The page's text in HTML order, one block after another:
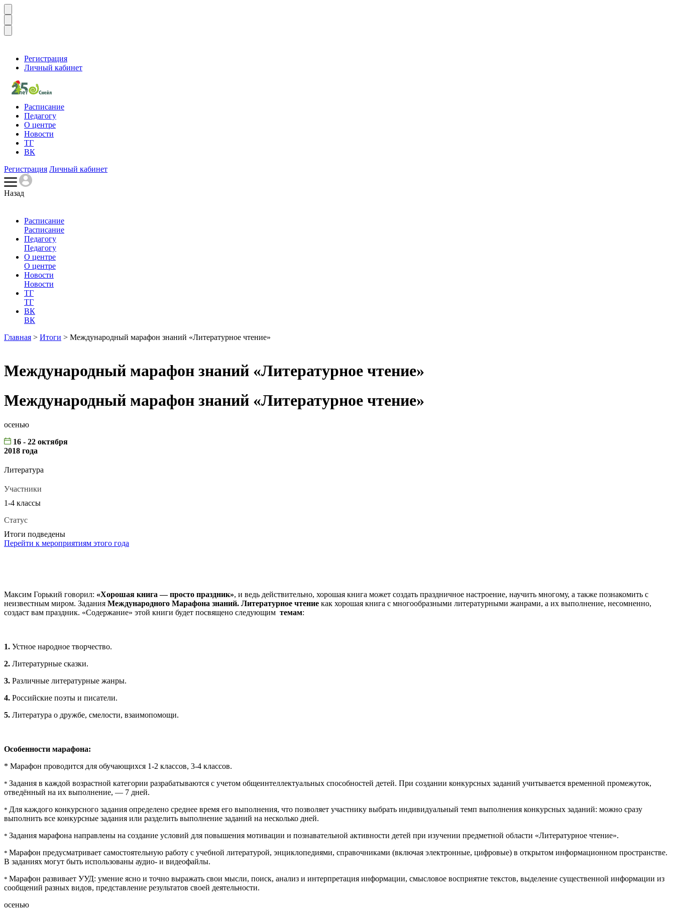
Регистрация
Личный кабинет
Расписание
Педагогу
О центре
Новости
ТГ
ВК
Регистрация Личный кабинет
Назад
Расписание
Расписание
Педагогу
Педагогу
О центре
О центре
Новости
Новости
ТГ
ТГ
ВК
ВК
Главная > Итоги > Международный марафон знаний «Литературное чтение»
Международный марафон знаний «Литературное чтение»
Международный марафон знаний «Литературное чтение»
осенью
16 - 22 октября
2018 года
Литература
Участники
1-4 классы
Статус
Итоги подведены
Перейти к мероприятиям этого года
Максим Горький говорил: «Хорошая книга — просто праздник», и ведь действительно, хорошая книга может создать праздничное настроение, научить многому, а также познакомить с
неизвестным миром. Задания Международного Марафона знаний. Литературное чтение как хорошая книга с многообразными литературными жанрами, а их выполнение, несомненно,
создаст вам праздник. «Содержание» этой книги будет посвящено следующим темам:
1. Устное народное творчество.
2. Литературные сказки.
3. Различные литературные жанры.
4. Российские поэты и писатели.
5. Литература о дружбе, смелости, взаимопомощи.
Особенности марафона:
* Марафон проводится для обучающихся 1-2 классов, 3-4 классов.
* Задания в каждой возрастной категории разрабатываются с учетом общеинтеллектуальных способностей детей. При создании конкурсных заданий учитывается временной промежуток,
отведённый на их выполнение, — 7 дней.
* Для каждого конкурсного задания определено среднее время его выполнения, что позволяет участнику выбрать индивидуальный темп выполнения конкурсных заданий: можно сразу
выполнить все конкурсные задания или разделить выполнение заданий на несколько дней.
* Задания марафона направлены на создание условий для повышения мотивации и познавательной активности детей при изучении предметной области «Литературное чтение».
* Марафон предусматривает самостоятельную работу с учебной литературой, энциклопедиями, справочниками (включая электронные, цифровые) в открытом информационном пространстве.
В заданиях могут быть использованы аудио- и видеофайлы.
* Марафон развивает УУД: умение ясно и точно выражать свои мысли, поиск, анализ и интерпретация информации, смысловое восприятие текстов, выделение существенной информации из
сообщений разных видов, представление результатов своей деятельности.
осенью